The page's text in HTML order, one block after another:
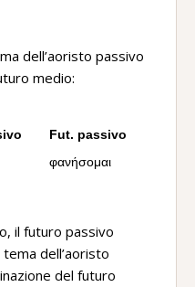
dell’aoristo passivo
medio:
Fut. passivo
φανήσομαι
il futuro passivo
dell’aoristo
del futuro